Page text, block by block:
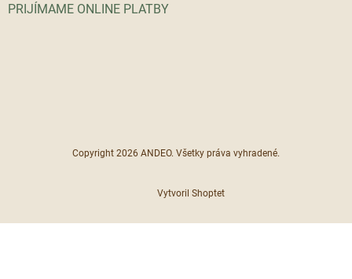
PRIJÍMAME ONLINE PLATBY
Vytvoril Shoptet
Copyright 2026 ANDEO. Všetky práva vyhradené.